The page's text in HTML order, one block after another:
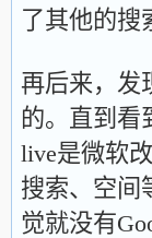
了其他的
再后来，发
的。直到看
live是微软
搜索、空间
觉就没有